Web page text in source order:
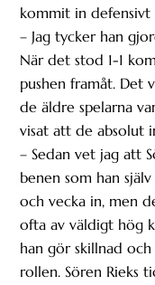
kommit in defensivt
– Jag tycker han
När det stod 1-1
pushen framåt. Det
de äldre spelarna
visat att de absolut
– Sedan vet jag att
benen som han
och vecka in, men
ofta av väldigt hög
han gör skillnad
rollen. Sören Rieks